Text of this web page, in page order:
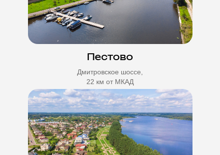
Пестово
Дмитровское шоссе,
22 км от МКАД